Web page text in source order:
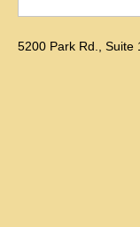
5200 Park Rd., Suite